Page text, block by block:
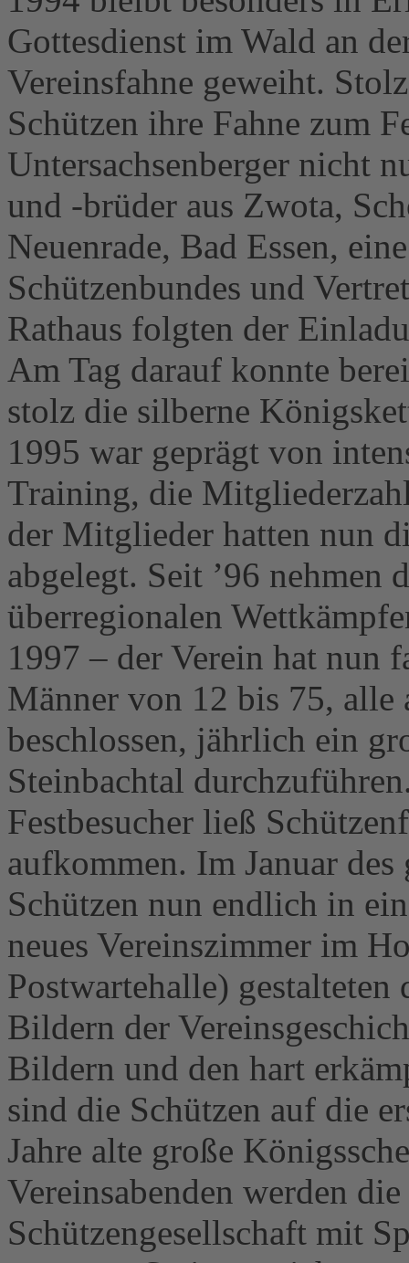
Gottesdienst im Wald an
Vereinsfahne geweiht.
Schützen ihre Fahne zum
Untersachsenberger nicht
und -brüder aus Zwota,
Neuenrade, Bad Essen,
Schützenbundes und
Rathaus folgten der
Am Tag darauf konnte
stolz die silberne
1995 war geprägt von
Training, die
der Mitglieder hatten nun
abgelegt. Seit ’96 nehmen
überregionalen
1997 – der Verein hat nun
Männer von 12 bis 75, alle
beschlossen, jährlich ein
Steinbachtal
Festbesucher ließ
aufkommen. Im Januar des
Schützen nun endlich in
neues Vereinszimmer im
Postwartehalle)
Bildern der
Bildern und den hart
sind die Schützen auf die
Jahre alte große
Vereinsabenden werden
Schützengesellschaft mit